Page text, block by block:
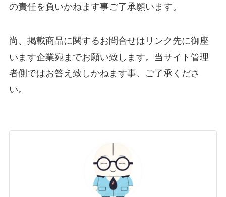
の責任を負いかねます事ご了承願います。
尚、掲載商品に関するお問合せはリンク先に御座
います企業宛までお願い致します。当サイト管理
者側ではお答え致しかねます事、ご了承くださ
い。